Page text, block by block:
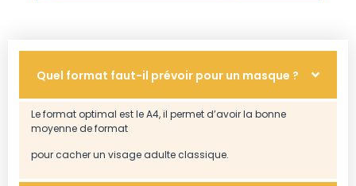
Quel format faut-il prévoir pour un masque ?
Le format optimal est le A4, il permet d’avoir la bonne
moyenne de format
pour cacher un visage adulte classique.